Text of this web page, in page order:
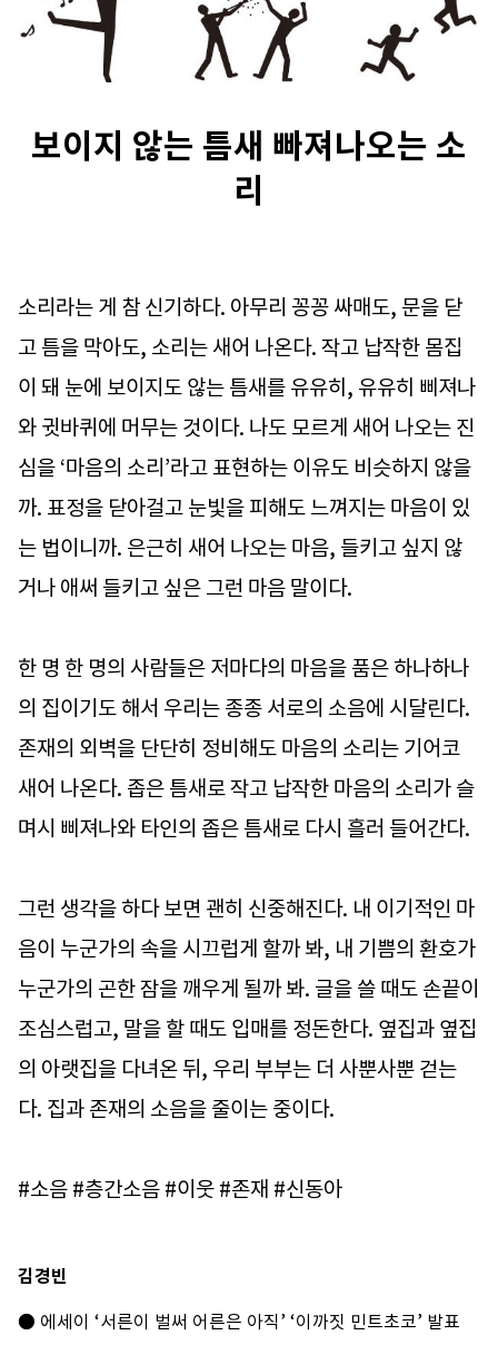
보이지 않는 틈새 빠져나오는 소
리
소리라는 게 참 신기하다. 아무리 꽁꽁 싸매도, 문을 닫
고 틈을 막아도, 소리는 새어 나온다. 작고 납작한 몸집
이 돼 눈에 보이지도 않는 틈새를 유유히, 유유히 삐져나
와 귓바퀴에 머무는 것이다. 나도 모르게 새어 나오는 진
심을 ‘마음의 소리’라고 표현하는 이유도 비슷하지 않을
까. 표정을 닫아걸고 눈빛을 피해도 느껴지는 마음이 있
는 법이니까. 은근히 새어 나오는 마음, 들키고 싶지 않
거나 애써 들키고 싶은 그런 마음 말이다.
한 명 한 명의 사람들은 저마다의 마음을 품은 하나하나
의 집이기도 해서 우리는 종종 서로의 소음에 시달린다.
존재의 외벽을 단단히 정비해도 마음의 소리는 기어코
새어 나온다. 좁은 틈새로 작고 납작한 마음의 소리가 슬
며시 삐져나와 타인의 좁은 틈새로 다시 흘러 들어간다.
그런 생각을 하다 보면 괜히 신중해진다. 내 이기적인 마
음이 누군가의 속을 시끄럽게 할까 봐, 내 기쁨의 환호가
누군가의 곤한 잠을 깨우게 될까 봐. 글을 쓸 때도 손끝이
조심스럽고, 말을 할 때도 입매를 정돈한다. 옆집과 옆집
의 아랫집을 다녀온 뒤, 우리 부부는 더 사뿐사뿐 걷는
다. 집과 존재의 소음을 줄이는 중이다.
#소음 #층간소음 #이웃 #존재 #신동아
김경빈
● 에세이 ‘서른이 벌써 어른은 아직’ ‘이까짓 민트초코’ 발표